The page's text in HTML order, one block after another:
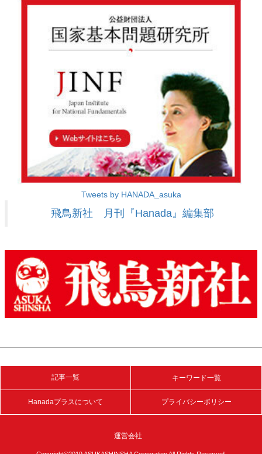
Tweets by HANADA_asuka
飛鳥新社 月刊『Hanada』編集部
記事一覧 キーワード一覧
Hanadaプラスについて プライバシーポリシー
運営会社